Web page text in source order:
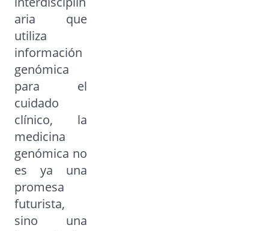
aria que
utiliza
información
genómica
para el
cuidado
clínico, la
medicina
genómica no
es ya una
promesa
futurista,
sino una